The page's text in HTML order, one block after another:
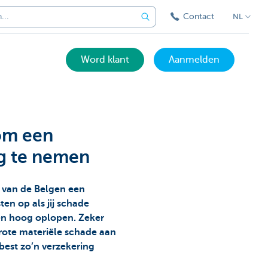
Contact NL
Word klant Aanmelden
een
te nemen
de Belgen een
op als jij schade
hoog oplopen. Zeker
materiële schade aan
zo’n verzekering